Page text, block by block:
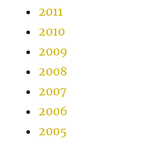
2011
2010
2009
2008
2007
2006
2005